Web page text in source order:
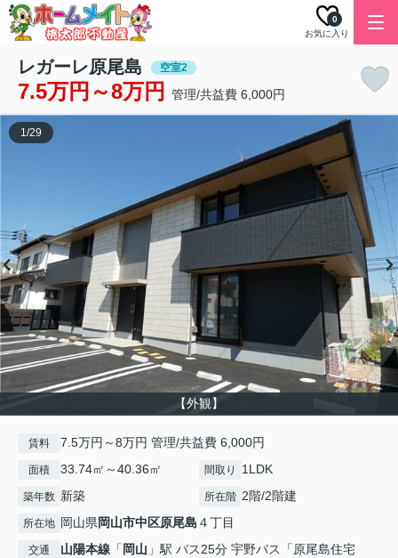
お気に入り
0
レガーレ原尾島 空室2
7.5万円～8万円 管理/共益費 6,000円
【外観】
1/29
賃料 7.5万円～8万円 管理/共益費 6,000円
面積 33.74㎡～40.36㎡ 間取り 1LDK
築年数 新築 所在階 2階/2階建
所在地 岡山県岡山市中区原尾島 ４丁目
交通 山陽本線 「 岡山 」駅 バス25分 宇野バス「原尾島住宅